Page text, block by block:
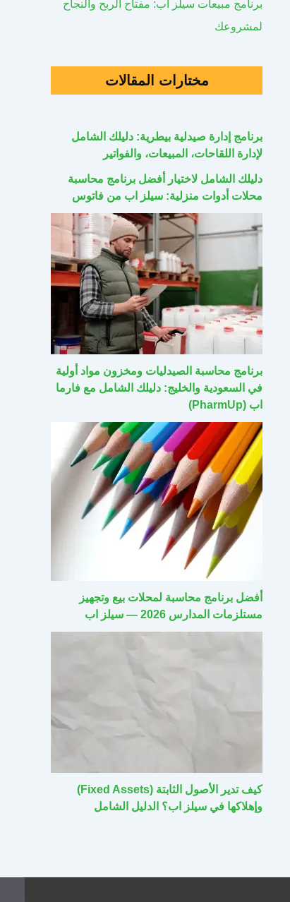
برنامج مبيعات سيلز اب: مفتاح الربح والنجاح
لمشروعك
مختارات المقالات
برنامج إدارة صيدلية بيطرية: دليلك الشامل
لإدارة اللقاحات، المبيعات، والفواتير
دليلك الشامل لاختيار أفضل برنامج محاسبة
محلات أدوات منزلية: سيلز اب من فاتوس
برنامج محاسبة الصيدليات ومخزون مواد أولية
في السعودية والخليج: دليلك الشامل مع فارما
اب (PharmUp)
أفضل برنامج محاسبة لمحلات بيع وتجهيز
مستلزمات المدارس 2026 — سيلز اب
كيف تدير الأصول الثابتة (Fixed Assets)
وإهلاكها في سيلز اب؟ الدليل الشامل